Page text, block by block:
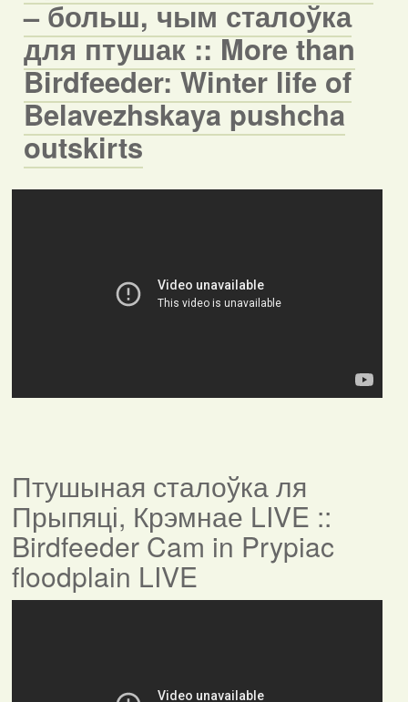
– больш, чым сталоўка
для птушак :: More than
Birdfeeder: Winter life of
Belavezhskaya pushcha
outskirts
Птушыная сталоўка ля
Прыпяці, Крэмнае LIVE ::
Birdfeeder Cam in Prypiac
floodplain LIVE